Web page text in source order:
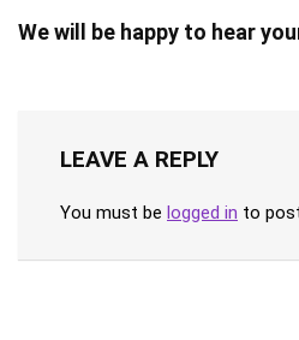
We will be happy to hear
LEAVE A REPLY
You must be logged in to